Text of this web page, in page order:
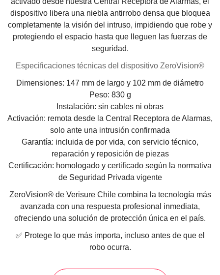
dispositivo libera una niebla antirrobo densa que bloquea
completamente la visión del intruso, impidiendo que robe y
protegiendo el espacio hasta que lleguen las fuerzas de
seguridad.
Especificaciones técnicas del dispositivo ZeroVision®
Dimensiones: 147 mm de largo y 102 mm de diámetro
Peso: 830 g
Instalación: sin cables ni obras
Activación: remota desde la Central Receptora de Alarmas,
solo ante una intrusión confirmada
Garantía: incluida de por vida, con servicio técnico,
reparación y reposición de piezas
Certificación: homologado y certificado según la normativa
de Seguridad Privada vigente
ZeroVision® de Verisure Chile combina la tecnología más
avanzada con una respuesta profesional inmediata,
ofreciendo una solución de protección única en el país.
✅ Protege lo que más importa, incluso antes de que el
robo ocurra.